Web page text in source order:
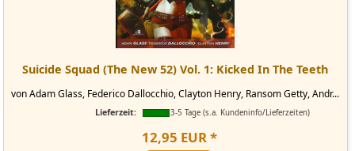
Suicide Squad (The New 52) Vol. 1: Kicked In The Teeth
von Adam Glass, Federico Dallocchio, Clayton Henry, Ransom Getty, Andr...
Lieferzeit: 3-5 Tage (s.a. Kundeninfo/Lieferzeiten)
12,95 EUR*